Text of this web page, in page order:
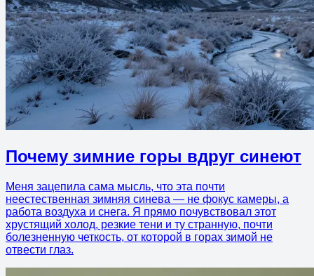
Почему зимние горы вдруг синеют
Меня зацепила сама мысль, что эта почти
неестественная зимняя синева — не фокус камеры, а
работа воздуха и снега. Я прямо почувствовал этот
хрустящий холод, резкие тени и ту странную, почти
болезненную четкость, от которой в горах зимой не
отвести глаз.